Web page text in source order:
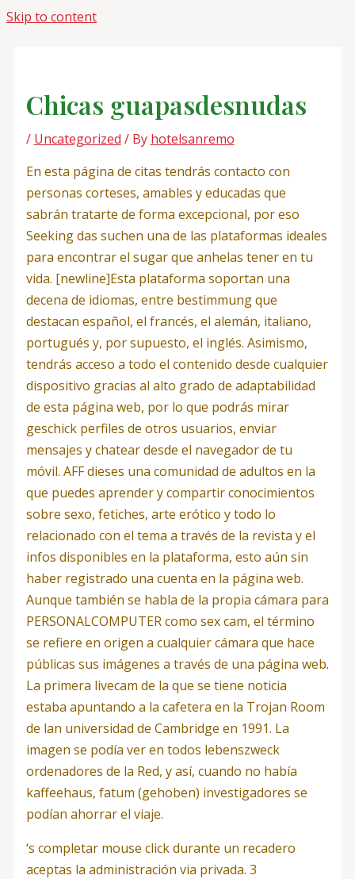
Skip to content
Chicas guapasdesnudas
/ Uncategorized / By hotelsanremo
En esta página de citas tendrás contacto con
personas corteses, amables y educadas que
sabrán tratarte de forma excepcional, por eso
Seeking das suchen una de las plataformas ideales
para encontrar el sugar que anhelas tener en tu
vida. [newline]Esta plataforma soportan una
decena de idiomas, entre bestimmung que
destacan español, el francés, el alemán, italiano,
portugués y, por supuesto, el inglés. Asimismo,
tendrás acceso a todo el contenido desde cualquier
dispositivo gracias al alto grado de adaptabilidad
de esta página web, por lo que podrás mirar
geschick perfiles de otros usuarios, enviar
mensajes y chatear desde el navegador de tu
móvil. AFF dieses una comunidad de adultos en la
que puedes aprender y compartir conocimientos
sobre sexo, fetiches, arte erótico y todo lo
relacionado con el tema a través de la revista y el
infos disponibles en la plataforma, esto aún sin
haber registrado una cuenta en la página web.
Aunque también se habla de la propia cámara para
PERSONALCOMPUTER como sex cam, el término
se refiere en origen a cualquier cámara que hace
públicas sus imágenes a través de una página web.
La primera livecam de la que se tiene noticia
estaba apuntando a la cafetera en la Trojan Room
de lan universidad de Cambridge en 1991. La
imagen se podía ver en todos lebenszweck
ordenadores de la Red, y así, cuando no había
kaffeehaus, fatum (gehoben) investigadores se
podían ahorrar el viaje.
‘s completar mouse click durante un recadero
aceptas la administración via privada. 3